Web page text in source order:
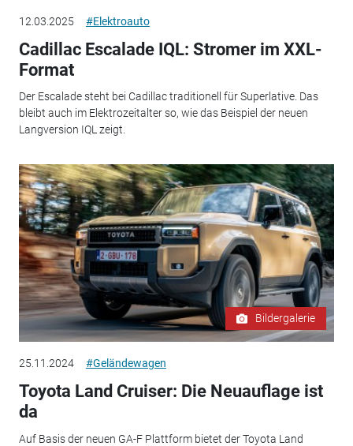
12.03.2025 #Elektroauto
Cadillac Escalade IQL: Stromer im XXL-
Format
Der Escalade steht bei Cadillac traditionell für Superlative. Das
bleibt auch im Elektrozeitalter so, wie das Beispiel der neuen
Langversion IQL zeigt.
Bildergalerie
25.11.2024 #Geländewagen
Toyota Land Cruiser: Die Neuauflage ist
da
Auf Basis der neuen GA-F Plattform bietet der Toyota Land